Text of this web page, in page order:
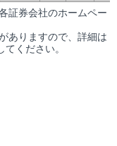
証券会社のホームペー
ありますので、詳細は
ください。